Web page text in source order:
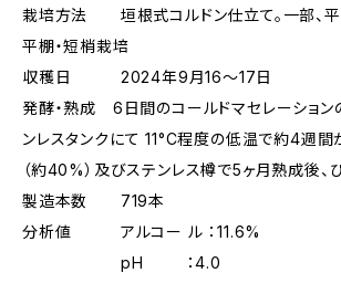
栽培方法 垣根式コルドン仕立て。一部、
平棚・短梢栽培
収穫日 2024年9月16～17日
発酵・熟成 6日間のコールドマセレーション
ンレスタンクにて 11°C程度の低温で約4週間
（約40%）及びステンレス樽で5ヶ月熟成後、
製造本数 719本
分析値 アルコー ル ：11.6%
pH ：4.0